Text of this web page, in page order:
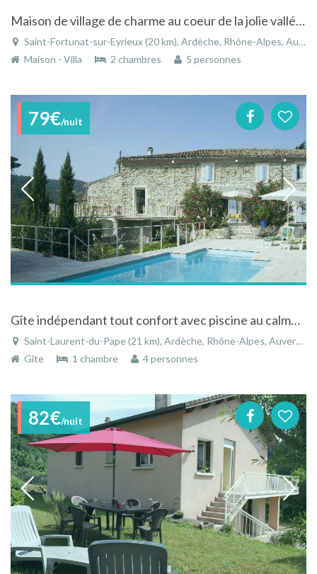
Maison de village de charme au coeur de la jolie vallée de l'Eyrieux
Saint-Fortunat-sur-Eyrieux (20 km), Ardèche, Rhône-Alpes, Auvergne-Rhône-Alpes, France
Maison - Villa
2 chambres 5 personnes
79€/nuit
Gîte indépendant tout confort avec piscine au calme à Saint-Laurent-du-Pape en Ardèche
Saint-Laurent-du-Pape (21 km), Ardèche, Rhône-Alpes, Auvergne-Rhône-Alpes, France
Gîte
1 chambre 4 personnes
82€/nuit